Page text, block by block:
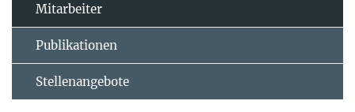
Mitarbeiter
Publikationen
Stellenangebote